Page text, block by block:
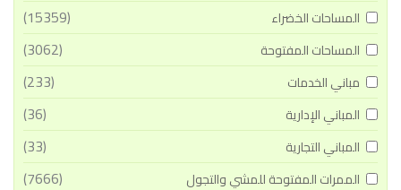
المساحات الخضراء (15359)
المساحات المفتوحة (3062)
مباني الخدمات (233)
المباني الإدارية (36)
المباني التجارية (33)
الممرات المفتوحة للمشي والتجول (7666)